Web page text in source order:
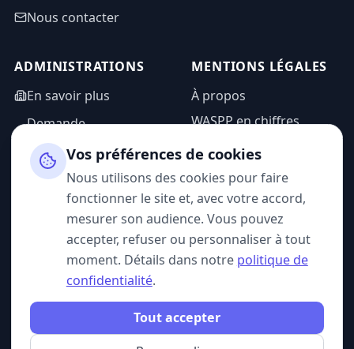
Nous contacter
ADMINISTRATIONS
En savoir plus
Demande
d'information
Espace admin
MENTIONS LÉGALES
À propos
WASPP en chiffres
Mentions légales
Politique de
confidentialité
CGU
SUIVEZ-NOUS
Vos préférences de cookies
Nous utilisons des cookies pour faire
fonctionner le site et, avec votre accord,
mesurer son audience. Vous pouvez
accepter, refuser ou personnaliser à tout
moment. Détails dans notre politique de
confidentialité.
Tout accepter